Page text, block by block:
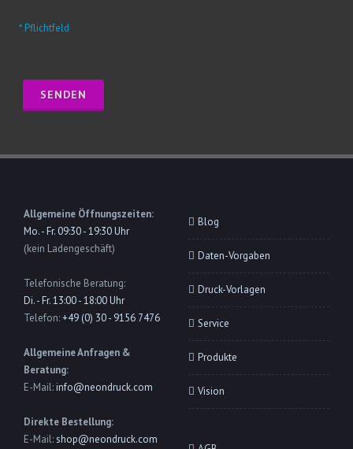
* Pflichtfeld
Allgemeine Öffnungszeiten:
Mo. - Fr. 09:30 - 19:30 Uhr
(kein Ladengeschäft)
Telefonische Beratung:
Di. - Fr. 13:00 - 18:00 Uhr
Telefon:+49 (0) 30 - 9156 7476
Allgemeine Anfragen &
Beratung:
E-Mail:info@neondruck.com
Direkte Bestellung:
E-Mail:shop@neondruck.com
Blog
Daten-Vorgaben
Druck-Vorlagen
Service
Produkte
Vision